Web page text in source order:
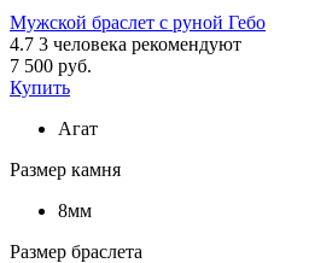
Мужской браслет с руной Гебо
4.7 3 человека рекомендуют
7 500 руб.
Купить
Агат
Размер камня
8мм
Размер браслета